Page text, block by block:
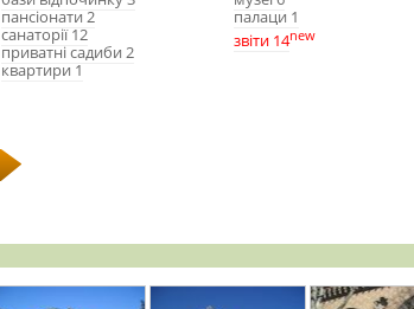
пансіонати 2
санаторії 12
приватні садиби 2
квартири 1
палаци 1
звіти 14new